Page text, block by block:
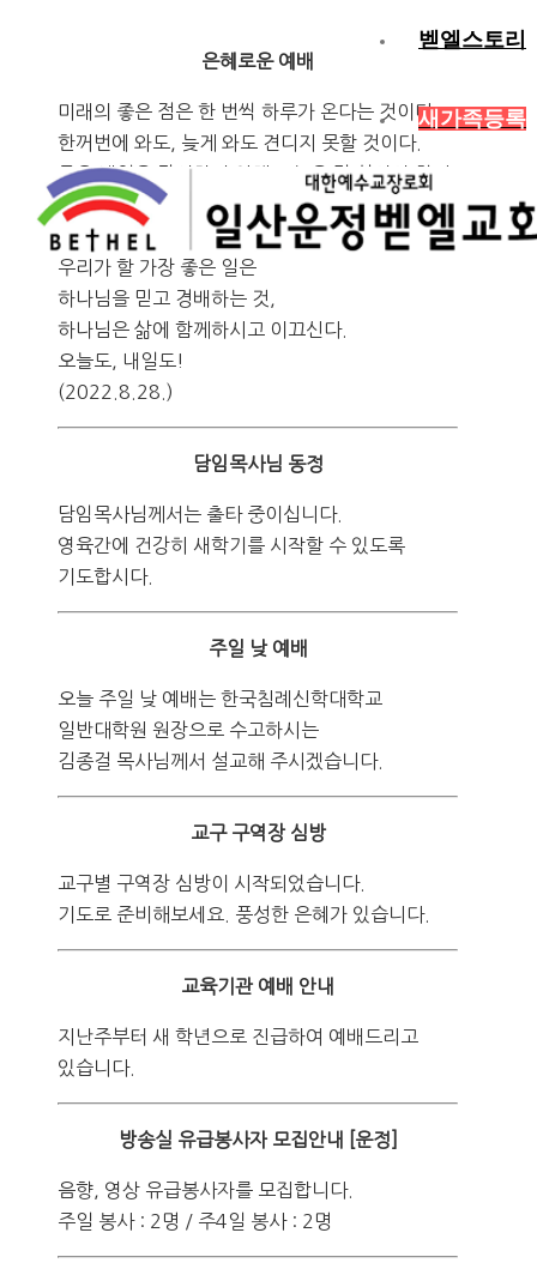
벧엘스토리
새가족등록
은혜로운 예배
미래의 좋은 점은 한 번씩 하루가 온다는 것이다.
한꺼번에 와도, 늦게 와도 견디지 못할 것이다.
좋은 내일을 맞이하기 위해 오늘을 잘 살아야 한다.
오늘 책임을 피함으로 내일의 책임을 피하지 못하
기 때문에.
우리가 할 가장 좋은 일은
하나님을 믿고 경배하는 것,
하나님은 삶에 함께하시고 이끄신다.
오늘도, 내일도!
(2022.8.28.)
담임목사님 동정
담임목사님께서는 출타 중이십니다.
영육간에 건강히 새학기를 시작할 수 있도록
기도합시다.
주일 낮 예배
오늘 주일 낮 예배는 한국침례신학대학교
일반대학원 원장으로 수고하시는
김종걸 목사님께서 설교해 주시겠습니다.
교구 구역장 심방
교구별 구역장 심방이 시작되었습니다.
기도로 준비해보세요. 풍성한 은혜가 있습니다.
교육기관 예배 안내
지난주부터 새 학년으로 진급하여 예배드리고
있습니다.
방송실 유급봉사자 모집안내 [운정]
음향, 영상 유급봉사자를 모집합니다.
주일 봉사 : 2명 / 주4일 봉사 : 2명